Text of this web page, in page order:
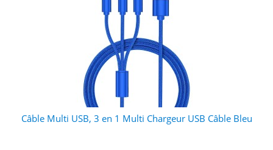
Câble Multi USB, 3 en 1 Multi Chargeur USB Câble Bleu